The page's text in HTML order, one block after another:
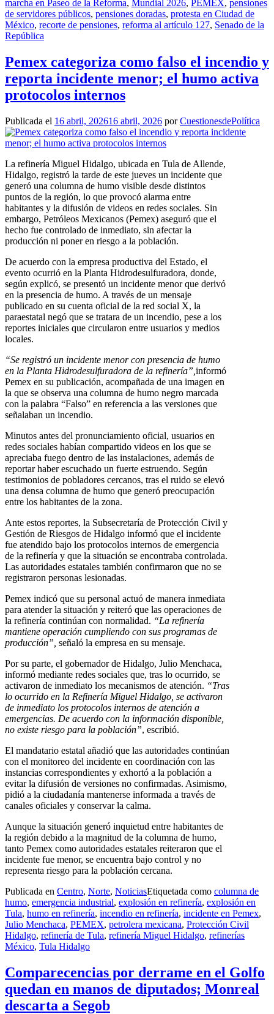
marcha en Paseo de la Reforma, Mundial 2026, PEMEX, pensiones
de servidores públicos, pensiones doradas, protesta en Ciudad de
México, recorte de pensiones, reforma al artículo 127, Senado de la
República
Pemex categoriza como falso el incendio y
reporta incidente menor; el humo activa
protocolos internos
Publicada el 16 abril, 202616 abril, 2026 porCuestionesdePolítica
La refinería Miguel Hidalgo, ubicada en Tula de Allende,
Hidalgo, registró la tarde de este jueves un incidente que
generó una columna de humo visible desde distintos
puntos de la región, lo que provocó alarma entre
habitantes y la difusión de videos en redes sociales. Sin
embargo, Petróleos Mexicanos (Pemex) aseguró que el
hecho fue controlado de inmediato, sin afectar la
producción ni poner en riesgo a la población.
De acuerdo con la empresa productiva del Estado, el
evento ocurrió en la Planta Hidrodesulfuradora, donde,
según explicó, se presentó un incidente menor que derivó
en la presencia de humo. A través de un mensaje
publicado en su cuenta oficial de la red social X, la
paraestatal negó que se tratara de un incendio, pese a los
reportes iniciales que circularon entre usuarios y medios
locales.
“Se registró un incidente menor con presencia de humo
en la Planta Hidrodesulfuradora de la refinería”, informó
Pemex en su publicación, acompañada de una imagen en
la que se observa una columna de humo negro marcada
con la palabra “Falso” en referencia a las versiones que
señalaban un incendio.
Minutos antes del pronunciamiento oficial, usuarios en
redes sociales habían compartido videos en los que se
apreciaba fuego dentro de las instalaciones, además de
reportar haber escuchado un fuerte estruendo. Según
testimonios de pobladores cercanos, tras el ruido se elevó
una densa columna de humo que generó preocupación
entre los habitantes de la zona.
Ante estos reportes, la Subsecretaría de Protección Civil y
Gestión de Riesgos de Hidalgo informó que el incidente
fue atendido bajo los protocolos internos de emergencia
de la refinería y que la situación se encontraba controlada.
Las autoridades estatales también confirmaron que no se
registraron personas lesionadas.
Pemex indicó que su personal actuó de manera inmediata
para atender la situación y reiteró que las operaciones de
la refinería continúan con normalidad. “La refinería
mantiene operación cumpliendo con sus programas de
producción”, señaló la empresa en su mensaje.
Por su parte, el gobernador de Hidalgo, Julio Menchaca,
informó mediante redes sociales que, tras lo ocurrido, se
activaron de inmediato los mecanismos de atención. “Tras
lo ocurrido en la Refinería Miguel Hidalgo, se activaron
de inmediato los protocolos internos de atención a
emergencias. De acuerdo con la información disponible,
no existe riesgo para la población”, escribió.
El mandatario estatal añadió que las autoridades continúan
con el monitoreo del incidente en coordinación con las
instancias correspondientes y exhortó a la población a
evitar la difusión de versiones no confirmadas. Asimismo,
pidió a la ciudadanía mantenerse informada a través de
canales oficiales y conservar la calma.
Aunque la situación generó inquietud entre habitantes de
la región debido a la magnitud de la columna de humo,
tanto Pemex como autoridades estatales reiteraron que el
incidente fue menor, se encuentra bajo control y no
representa riesgo para la población cercana.
Publicada en Centro, Norte, NoticiasEtiquetada como columna de
humo, emergencia industrial, explosión en refinería, explosión en
Tula, humo en refinería, incendio en refinería, incidente en Pemex,
Julio Menchaca, PEMEX, petrolera mexicana, Protección Civil
Hidalgo, refinería de Tula, refinería Miguel Hidalgo, refinerías
México, Tula Hidalgo
Comparecencias por derrame en el Golfo
quedan en manos de diputados; Monreal
descarta a Segob